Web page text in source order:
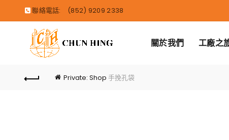
聯絡電話: (852) 9209 2338
關於我們 工廠之
Private: Shop 手挽孔袋